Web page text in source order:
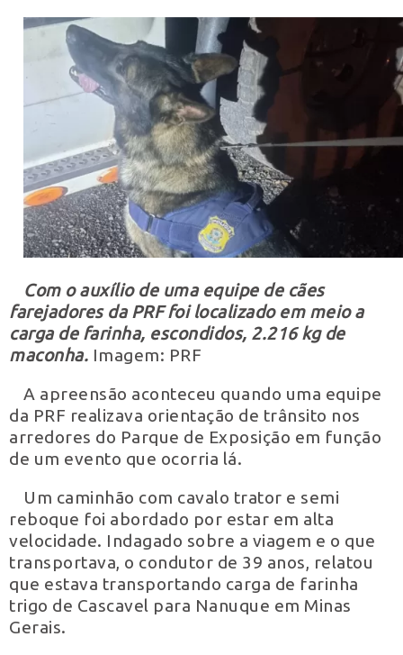
Com o auxílio de uma equipe de cães
farejadores da PRF foi localizado em meio a
carga de farinha, escondidos, 2.216 kg de
maconha. Imagem: PRF
A apreensão aconteceu quando uma equipe
da PRF realizava orientação de trânsito nos
arredores do Parque de Exposição em função
de um evento que ocorria lá.
Um caminhão com cavalo trator e semi
reboque foi abordado por estar em alta
velocidade. Indagado sobre a viagem e o que
transportava, o condutor de 39 anos, relatou
que estava transportando carga de farinha
trigo de Cascavel para Nanuque em Minas
Gerais.